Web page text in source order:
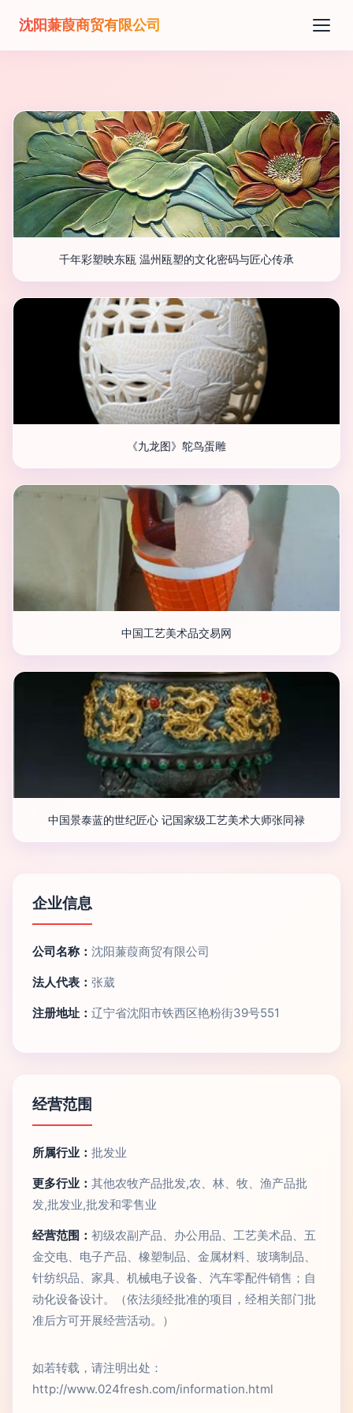
沈阳蒹葭商贸有限公司
千年彩塑映东瓯 温州瓯塑的文化密码与匠心传承
《九龙图》鸵鸟蛋雕
中国工艺美术品交易网
中国景泰蓝的世纪匠心 记国家级工艺美术大师张同禄
企业信息
公司名称： 沈阳蒹葭商贸有限公司
法人代表： 张葳
注册地址： 辽宁省沈阳市铁西区艳粉街39号551
经营范围
所属行业： 批发业
更多行业： 其他农牧产品批发,农、林、牧、渔产品批
发,批发业,批发和零售业
经营范围： 初级农副产品、办公用品、工艺美术品、五
金交电、电子产品、橡塑制品、金属材料、玻璃制品、
针纺织品、家具、机械电子设备、汽车零配件销售；自
动化设备设计。（依法须经批准的项目，经相关部门批
准后方可开展经营活动。）
如若转载，请注明出处：
http://www.024fresh.com/information.html